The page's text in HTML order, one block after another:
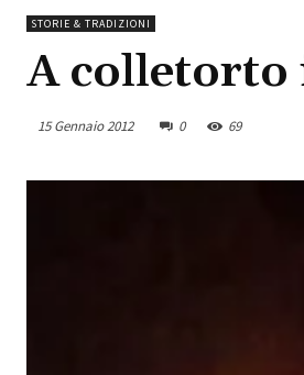
STORIE & TRADIZIONI
A colletorto
15 Gennaio 2012 0 69